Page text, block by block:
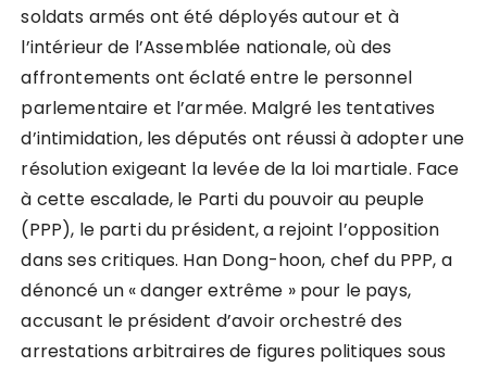
soldats armés ont été déployés autour et à
l’intérieur de l’Assemblée nationale, où des
affrontements ont éclaté entre le personnel
parlementaire et l’armée. Malgré les tentatives
d’intimidation, les députés ont réussi à adopter une
résolution exigeant la levée de la loi martiale. Face
à cette escalade, le Parti du pouvoir au peuple
(PPP), le parti du président, a rejoint l’opposition
dans ses critiques. Han Dong-hoon, chef du PPP, a
dénoncé un « danger extrême » pour le pays,
accusant le président d’avoir orchestré des
arrestations arbitraires de figures politiques sous